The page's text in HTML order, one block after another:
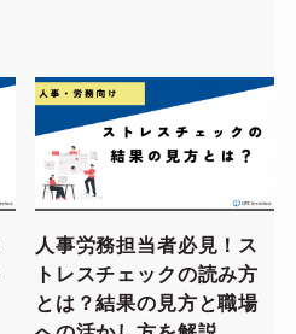
人事労務担当者必見！ス
トレスチェックの読み方
とは？結果の見方と職場